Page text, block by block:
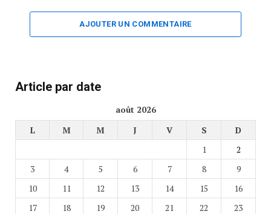
AJOUTER UN COMMENTAIRE
Article par date
août 2026
L
M M J V S
D
1
2
3
4 5 6 7 8
9
10
11 12 13 14 15
16
17
18 19 20 21 22
23